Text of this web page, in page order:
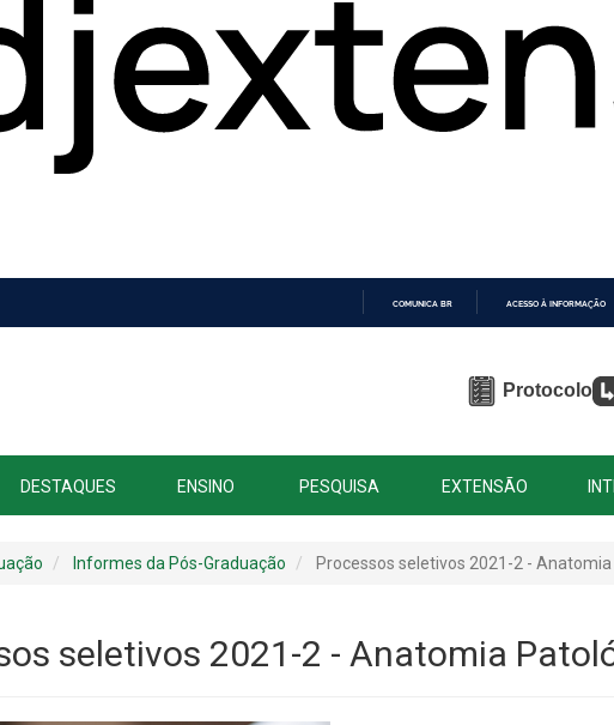
COMUNICA BR ACESSO À INFORMAÇÃO
Protocolo
DESTAQUES ENSINO PESQUISA EXTENSÃO
Informes da Pós-Graduação Processos seletivos 2021-2 -
seletivos 2021-2 - Anatomia